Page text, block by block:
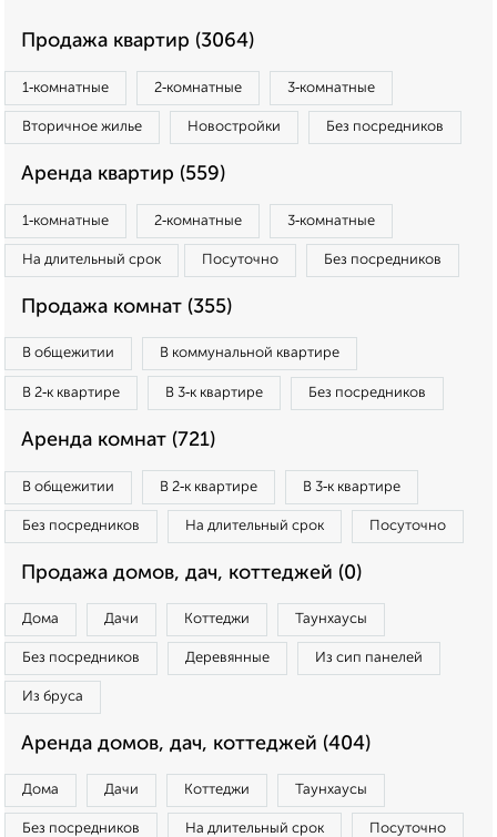
Продажа квартир (3064)
1‑комнатные 2‑комнатные 3‑комнатные
Вторичное жилье Новостройки Без посредников
Аренда квартир (559)
1‑комнатные 2‑комнатные 3‑комнатные
На длительный срок Посуточно Без посредников
Продажа комнат (355)
В общежитии В коммунальной квартире
В 2‑к квартире В 3‑к квартире Без посредников
Аренда комнат (721)
В общежитии В 2‑к квартире В 3‑к квартире
Без посредников На длительный срок Посуточно
Продажа домов, дач, коттеджей (0)
Дома Дачи Коттеджи Таунхаусы
Без посредников Деревянные Из сип панелей
Из бруса
Аренда домов, дач, коттеджей (404)
Дома Дачи Коттеджи Таунхаусы
Без посредников На длительный срок Посуточно